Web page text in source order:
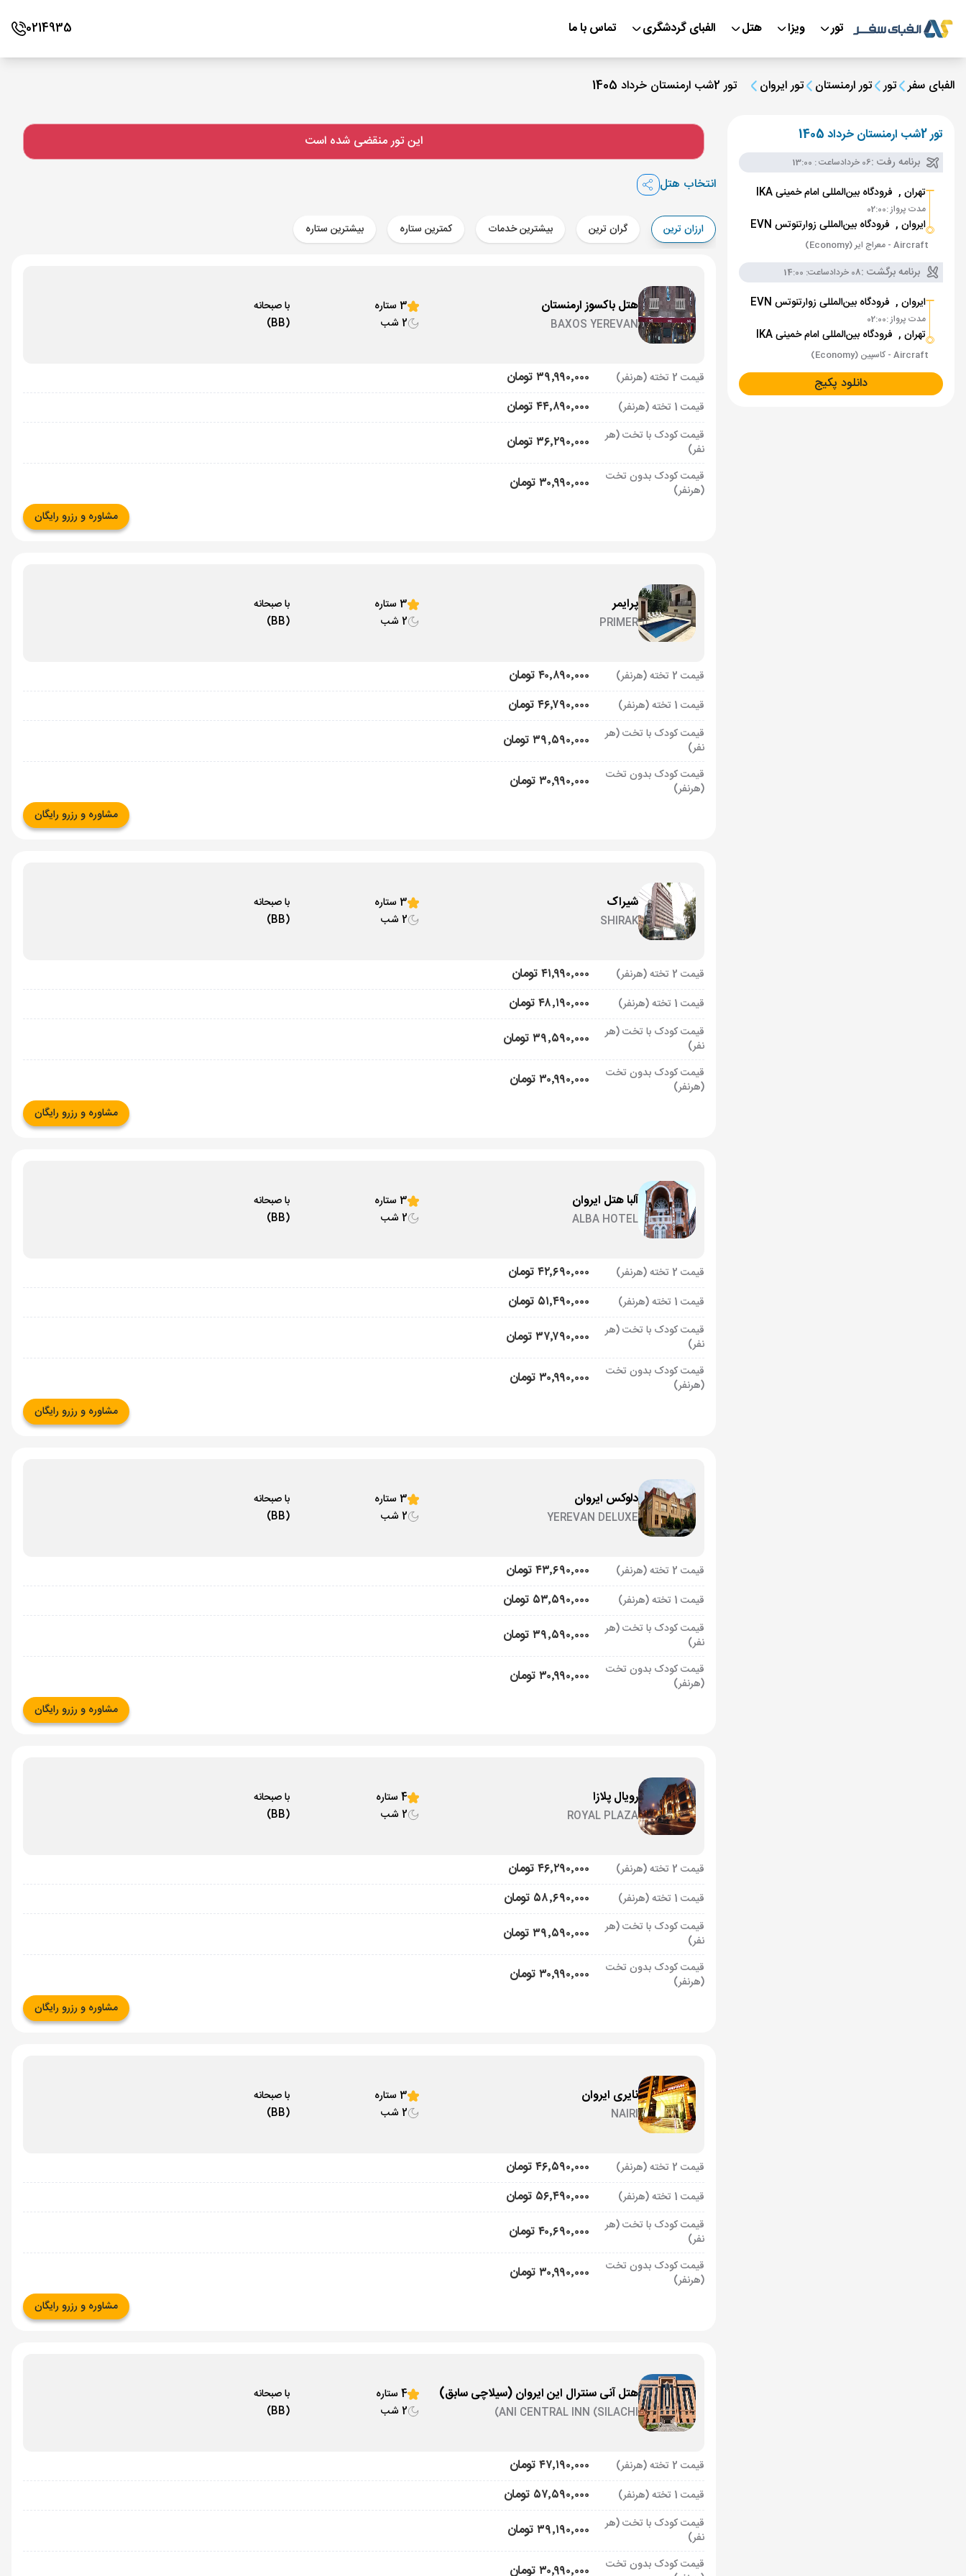
تور ویزا هتل الفبای گردشگری تماس با ما 0214935
الفبای سفر تور تور ارمنستان تور ایروان تور 2شب ارمنستان خرداد 1405
تور 2شب ارمنستان خرداد 1405
برنامه رفت :06 خرداد ساعت : 13:00
تهران , فرودگاه بین‌المللی امام خمینی IKA
مدت پرواز :02:00
ایروان , فرودگاه بین‌المللی زوارتنوتس EVN
Aircraft - معراج ایر (Economy)
برنامه برگشت :08 خرداد ساعت: 14:00
ایروان , فرودگاه بین‌المللی زوارتنوتس EVN
مدت پرواز :02:00
تهران , فرودگاه بین‌المللی امام خمینی IKA
Aircraft - کاسپین (Economy)
دانلود پکیج
این تور منقضی شده است
انتخاب هتل
ارزان ترین گران ترین بیشترین خدمات کمترین ستاره بیشترین ستاره
هتل باکسوز ارمنستان
BAXOS YEREVAN
3 ستاره
2 شب
با صبحانه
(BB)
قیمت 2 تخته (هرنفر) ۳۹٬۹۹۰٬۰۰۰ تومان
قیمت 1 تخته (هرنفر) ۴۴٬۸۹۰٬۰۰۰ تومان
قیمت کودک با تخت (هر
نفر)
۳۶٬۲۹۰٬۰۰۰ تومان
قیمت کودک بدون تخت
(هرنفر)
۳۰٬۹۹۰٬۰۰۰ تومان
مشاوره و رزرو رایگان
پرایمر
PRIMER
3 ستاره
2 شب
با صبحانه
(BB)
قیمت 2 تخته (هرنفر) ۴۰٬۸۹۰٬۰۰۰ تومان
قیمت 1 تخته (هرنفر) ۴۶٬۷۹۰٬۰۰۰ تومان
قیمت کودک با تخت (هر
نفر)
۳۹٬۵۹۰٬۰۰۰ تومان
قیمت کودک بدون تخت
(هرنفر)
۳۰٬۹۹۰٬۰۰۰ تومان
مشاوره و رزرو رایگان
شیراک
SHIRAK
3 ستاره
2 شب
با صبحانه
(BB)
قیمت 2 تخته (هرنفر) ۴۱٬۹۹۰٬۰۰۰ تومان
قیمت 1 تخته (هرنفر) ۴۸٬۱۹۰٬۰۰۰ تومان
قیمت کودک با تخت (هر
نفر)
۳۹٬۵۹۰٬۰۰۰ تومان
قیمت کودک بدون تخت
(هرنفر)
۳۰٬۹۹۰٬۰۰۰ تومان
مشاوره و رزرو رایگان
آلبا هتل ایروان
ALBA HOTEL
3 ستاره
2 شب
با صبحانه
(BB)
قیمت 2 تخته (هرنفر) ۴۲٬۶۹۰٬۰۰۰ تومان
قیمت 1 تخته (هرنفر) ۵۱٬۴۹۰٬۰۰۰ تومان
قیمت کودک با تخت (هر
نفر)
۳۷٬۷۹۰٬۰۰۰ تومان
قیمت کودک بدون تخت
(هرنفر)
۳۰٬۹۹۰٬۰۰۰ تومان
مشاوره و رزرو رایگان
دلوکس ایروان
YEREVAN DELUXE
3 ستاره
2 شب
با صبحانه
(BB)
قیمت 2 تخته (هرنفر) ۴۳٬۶۹۰٬۰۰۰ تومان
قیمت 1 تخته (هرنفر) ۵۳٬۵۹۰٬۰۰۰ تومان
قیمت کودک با تخت (هر
نفر)
۳۹٬۵۹۰٬۰۰۰ تومان
قیمت کودک بدون تخت
(هرنفر)
۳۰٬۹۹۰٬۰۰۰ تومان
مشاوره و رزرو رایگان
رویال پلازا
ROYAL PLAZA
4 ستاره
2 شب
با صبحانه
(BB)
قیمت 2 تخته (هرنفر) ۴۶٬۲۹۰٬۰۰۰ تومان
قیمت 1 تخته (هرنفر) ۵۸٬۶۹۰٬۰۰۰ تومان
قیمت کودک با تخت (هر
نفر)
۳۹٬۵۹۰٬۰۰۰ تومان
قیمت کودک بدون تخت
(هرنفر)
۳۰٬۹۹۰٬۰۰۰ تومان
مشاوره و رزرو رایگان
نایری ایروان
NAIRI
3 ستاره
2 شب
با صبحانه
(BB)
قیمت 2 تخته (هرنفر) ۴۶٬۵۹۰٬۰۰۰ تومان
قیمت 1 تخته (هرنفر) ۵۶٬۴۹۰٬۰۰۰ تومان
قیمت کودک با تخت (هر
نفر)
۴۰٬۶۹۰٬۰۰۰ تومان
قیمت کودک بدون تخت
(هرنفر)
۳۰٬۹۹۰٬۰۰۰ تومان
مشاوره و رزرو رایگان
هتل آنی سنترال این ایروان (سیلاچی سابق)
ANI CENTRAL INN (SILACHI)
4 ستاره
2 شب
با صبحانه
(BB)
قیمت 2 تخته (هرنفر) ۴۷٬۱۹۰٬۰۰۰ تومان
قیمت 1 تخته (هرنفر) ۵۷٬۵۹۰٬۰۰۰ تومان
قیمت کودک با تخت (هر
نفر)
۳۹٬۱۹۰٬۰۰۰ تومان
قیمت کودک بدون تخت
۳۰٬۹۹۰٬۰۰۰ تومان